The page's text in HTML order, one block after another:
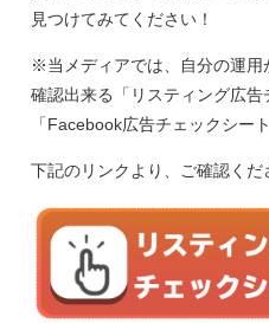
見つけてみてください！
※当メディアでは、自分の運用
確認出来る「リスティング広告
「Facebook広告チェックシー
下記のリンクより、ご確認くだ